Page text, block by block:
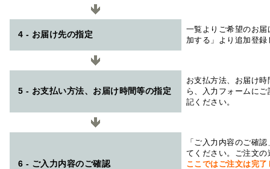
4 - お届け先の指定
一覧よりご希望のお
加する」より追加登
5 - お支払い方法、お届け時間等の指定
お支払方法、お届け
ら、入力フォームに
記ください。
6 - ご入力内容のご確認
「ご入力内容のご確
てください。ご注文
ここではご注文は完